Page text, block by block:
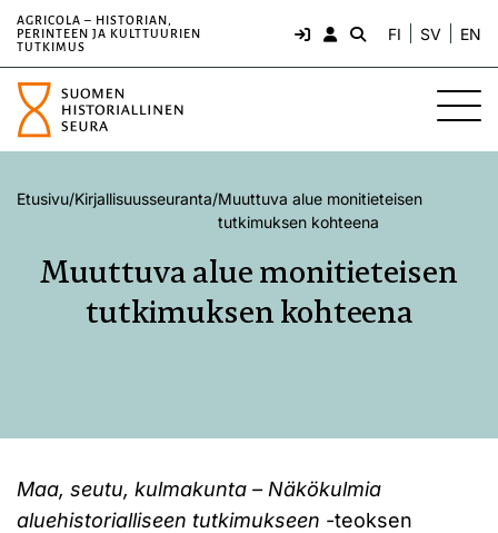
AGRICOLA – HISTORIAN,
PERINTEEN JA KULTTUURIEN
TUTKIMUS
FI SV EN
Etusivu/Kirjallisuusseuranta/Muuttuva alue monitieteisen
tutkimuksen kohteena
Muuttuva alue monitieteisen
tutkimuksen kohteena
Maa, seutu, kulmakunta – Näkökulmia
aluehistorialliseen tutkimukseen -teoksen